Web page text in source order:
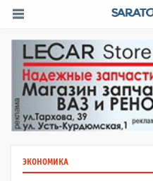
ЭКОНОМИКА